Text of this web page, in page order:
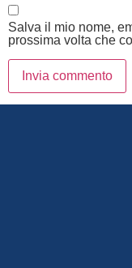
Salva il mio nome,
prossima volta che